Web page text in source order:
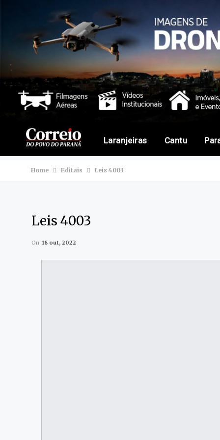
Laranjeiras Cantu
Home Editais Leis 4003
Leis 4003
On 18 out, 2022